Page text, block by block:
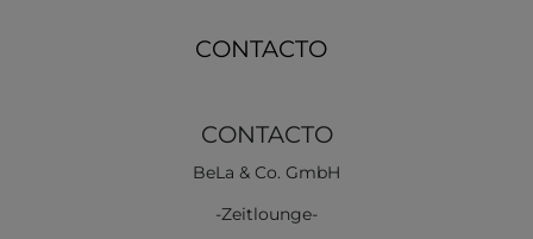
CONTACTO
CONTACTO
BeLa & Co. GmbH
-Zeitlounge-